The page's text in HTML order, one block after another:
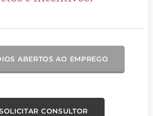
ABERTOS AO EMPREGO
CONSULTOR